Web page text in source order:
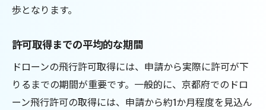
ドローン保険の重要性と選び方
める秘訣
事前に準備すべき情報一覧
申請書類の正確な記入方法
歩となります。
許可取得までの平均的な期間
ドローンの飛行許可取得には、申請から実際に許可が下
りるまでの期間が重要です。一般的に、京都府でのドロ
ーン飛行許可の取得には、申請から約1か月程度を見込ん